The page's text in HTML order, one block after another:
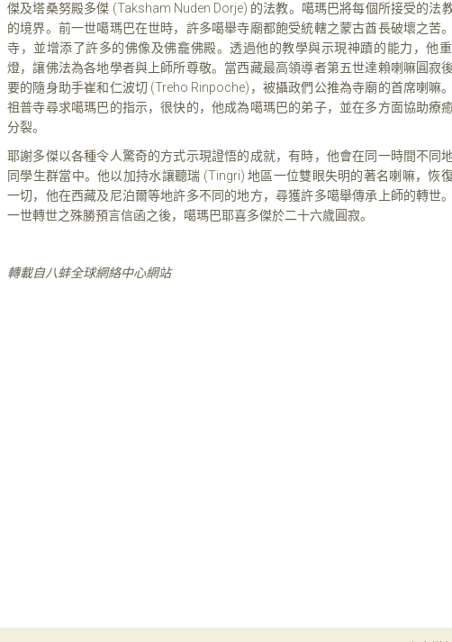
傑及塔桑努殿多傑 (Taksham Nuden Dorje) 的法教。噶瑪巴將每個所接受的法
的境界。前一世噶瑪巴在世時，許多噶舉寺廟都飽受統轄之蒙古酋長破壞之苦
寺，並增添了許多的佛像及佛龕佛殿。透過他的教學與示現神蹟的能力，他
燈，讓佛法為各地學者與上師所尊敬。當西藏最高領導者第五世達賴喇嘛圓寂
要的隨身助手崔和仁波切 (Treho Rinpoche)，被攝政們公推為寺廟的首席喇嘛
祖普寺尋求噶瑪巴的指示，很快的，他成為噶瑪巴的弟子，並在多方面協助療
分裂。
耶謝多傑以各種令人驚奇的方式示現證悟的成就，有時，他會在同一時間不同
同學生群當中。他以加持水讓聽瑞 (Tingri) 地區一位雙眼失明的著名喇嘛，恢
一切，他在西藏及尼泊爾等地許多不同的地方，尋獲許多噶舉傳承上師的轉世
一世轉世之殊勝預言信函之後，噶瑪巴耶喜多傑於二十六歲圓寂。
轉載自八蚌全球網絡中心網站